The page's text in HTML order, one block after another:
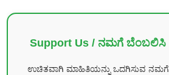
Support Us / ನಮಗೆ ಬೆಂಬಲಿಸಿ
ಉಚಿತವಾಗಿ ಮಾಹಿತಿಯನ್ನು ಒದಗಿಸುವ ನಮಗೆ